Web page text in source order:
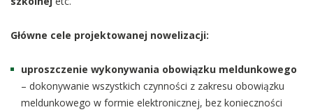
Główne cele projektowanej nowelizacji:
uproszczenie wykonywania obowiązku meldunkowego
– dokonywanie wszystkich czynności z zakresu obowiązku
meldunkowego w formie elektronicznej, bez konieczności